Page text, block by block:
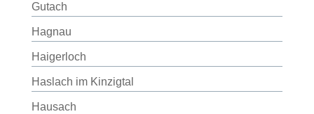
Gutach
Hagnau
Haigerloch
Haslach im Kinzigtal
Hausach